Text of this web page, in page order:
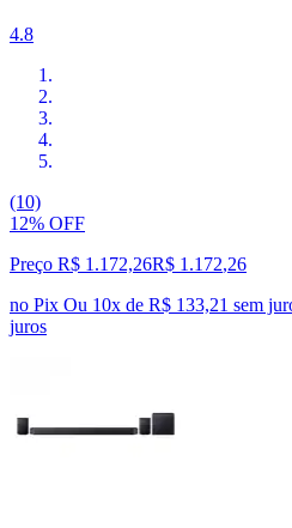
4.8
(10)
12% OFF
Preço R$ 1.172,26R$ 1.172,26
no Pix Ou 10x de R$ 133,21 sem
juros